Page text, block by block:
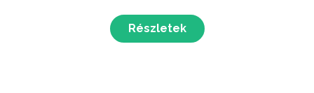
mindennapjainak része.
Részletek